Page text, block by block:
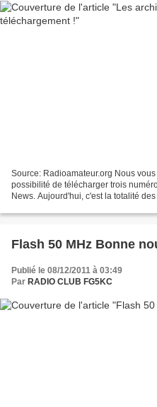
Source: Radioamateur.org Nous
possibilité de télécharger trois
News. Aujourd'hui, c'est la totalité
Flash 50 MHz Bonne
Publié le 08/12/2011 à 03:49
Par RADIO CLUB FG5KC